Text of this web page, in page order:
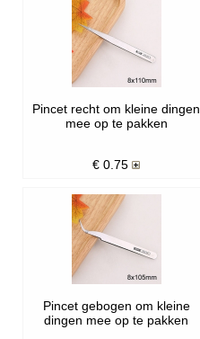
Pincet recht om kleine dingen
mee op te pakken
€ 0.75
Pincet gebogen om kleine
dingen mee op te pakken